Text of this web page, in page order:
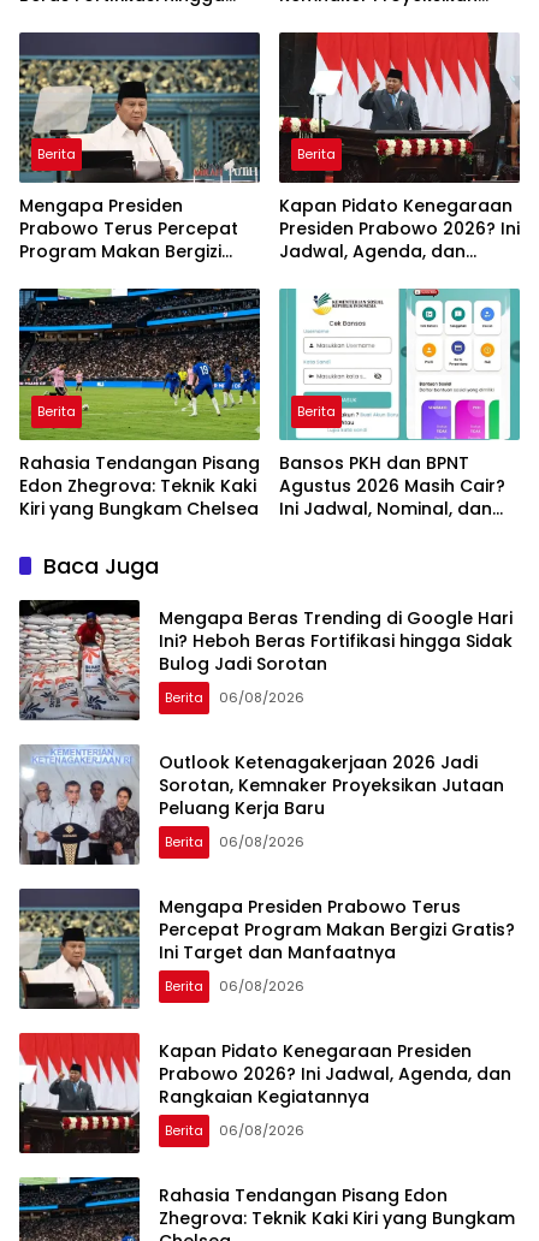
Berita
Mengapa Presiden
Prabowo Terus Percepat
Program Makan Bergizi
Manfaatnya
Berita
Kapan Pidato Kenegaraan
Presiden Prabowo 2026? Ini
Jadwal, Agenda, dan
Berita
Rahasia Tendangan Pisang
Edon Zhegrova: Teknik Kaki
Kiri yang Bungkam Chelsea
Berita
Bansos PKH dan BPNT
Agustus 2026 Masih Cair?
Ini Jadwal, Nominal, dan
Baca Juga
Mengapa Beras Trending di Google Hari
Ini? Heboh Beras Fortifikasi hingga Sidak
Bulog Jadi Sorotan
Berita 06/08/2026
Outlook Ketenagakerjaan 2026 Jadi
Sorotan, Kemnaker Proyeksikan Jutaan
Peluang Kerja Baru
Berita 06/08/2026
Mengapa Presiden Prabowo Terus
Percepat Program Makan Bergizi Gratis?
Ini Target dan Manfaatnya
Berita 06/08/2026
Kapan Pidato Kenegaraan Presiden
Prabowo 2026? Ini Jadwal, Agenda, dan
Rangkaian Kegiatannya
Berita 06/08/2026
Rahasia Tendangan Pisang Edon
Zhegrova: Teknik Kaki Kiri yang Bungkam